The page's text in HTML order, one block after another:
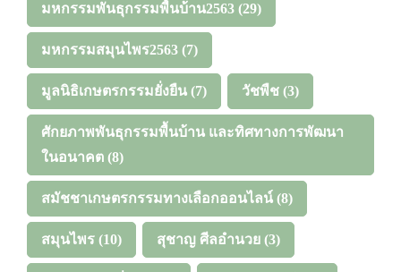
มหกรรมพันธุกรรมพื้นบ้าน2563 (29)
มหกรรมสมุนไพร2563 (7)
มูลนิธิเกษตรกรรมยั่งยืน (7) วัชพืช (3)
ศักยภาพพันธุกรรมพื้นบ้าน และทิศทางการพัฒนา
ในอนาคต (8)
สมัชชาเกษตรกรรมทางเลือกออนไลน์ (8)
สมุนไพร (10) สุชาญ ศีลอำนวย (3)